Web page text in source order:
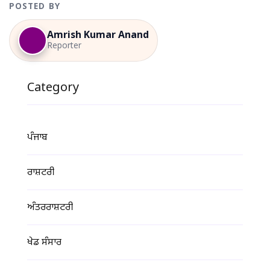
POSTED BY
Amrish Kumar Anand
Reporter
Category
ਪੰਜਾਬ
ਰਾਸ਼ਟਰੀ
ਅੰਤਰਰਾਸ਼ਟਰੀ
ਖੇਡ ਸੰਸਾਰ